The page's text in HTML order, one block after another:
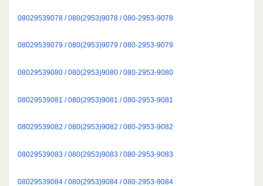
08029539078 / 080(2953)9078 / 080-2953-9078
08029539079 / 080(2953)9079 / 080-2953-9079
08029539080 / 080(2953)9080 / 080-2953-9080
08029539081 / 080(2953)9081 / 080-2953-9081
08029539082 / 080(2953)9082 / 080-2953-9082
08029539083 / 080(2953)9083 / 080-2953-9083
08029539084 / 080(2953)9084 / 080-2953-9084